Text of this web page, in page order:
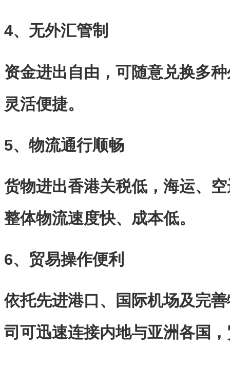
4、无外汇管制
资金进出自由，可随意兑换多
灵活便捷。
5、物流通行顺畅
货物进出香港关税低，海运、
整体物流速度快、成本低。
6、贸易操作便利
依托先进港口、国际机场及完
司可迅速连接内地与亚洲各国